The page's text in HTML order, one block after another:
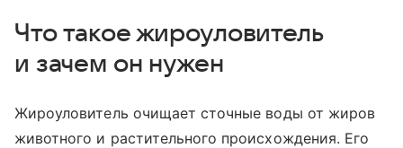
Что такое жироуловитель
и зачем он нужен
Жироуловитель очищает сточные воды от жиров
животного и растительного происхождения. Его